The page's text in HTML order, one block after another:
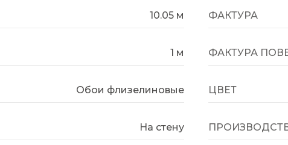
10.05 м
1 м
Обои флизелиновые
На стену
ФАКТУРА
ФАКТУРА
ЦВЕТ